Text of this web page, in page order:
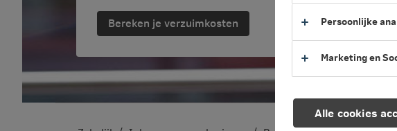
Bereken je verzuimkosten
Alle cookies
Persoonlijke
Marketing en